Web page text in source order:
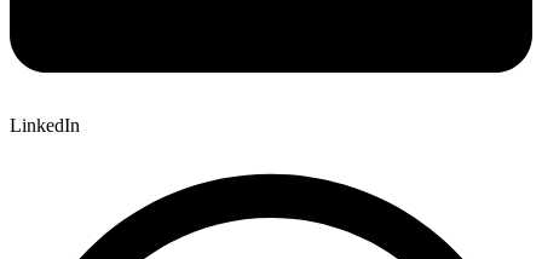
LinkedIn